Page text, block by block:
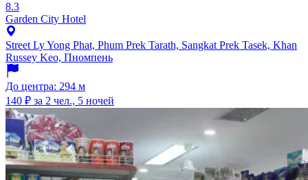
8.3
Garden City Hotel
Street Ly Yong Phat, Phum Prek Tarath, Sangkat Prek Tasek, Khan
Russey Keo, Пномпень
До центра: 294 м
140 ₽ за 2 чел., 5 ночей